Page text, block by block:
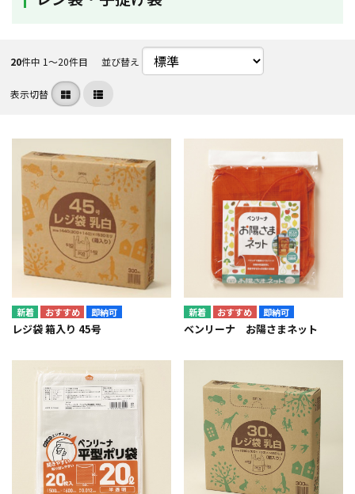
20件中 1〜20件目 並び替え
表示切替
即納可
レジ袋 箱入り 45号
即納可
ベンリーナ お陽さまネット